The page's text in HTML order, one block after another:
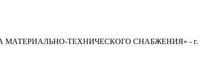
МАТЕРИАЛЬНО-ТЕХНИЧЕСКОГО СНАБЖЕНИЯ» -